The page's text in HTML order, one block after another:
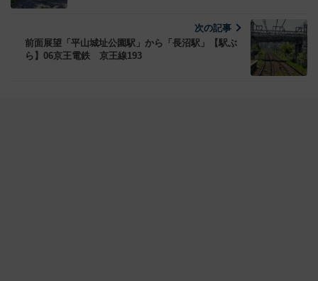
次の記事
前面展望「平山城址公園駅」から「長沼駅」【駅ぶ
ら】06京王電鉄 京王線193